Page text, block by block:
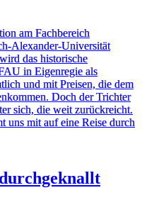
am Fachbereich
Alexander-Universität
das historische
in Eigenregie als
und mit Preisen, die dem
Doch der Trichter
sich, die weit zurückreicht.
uns mit auf eine Reise durch